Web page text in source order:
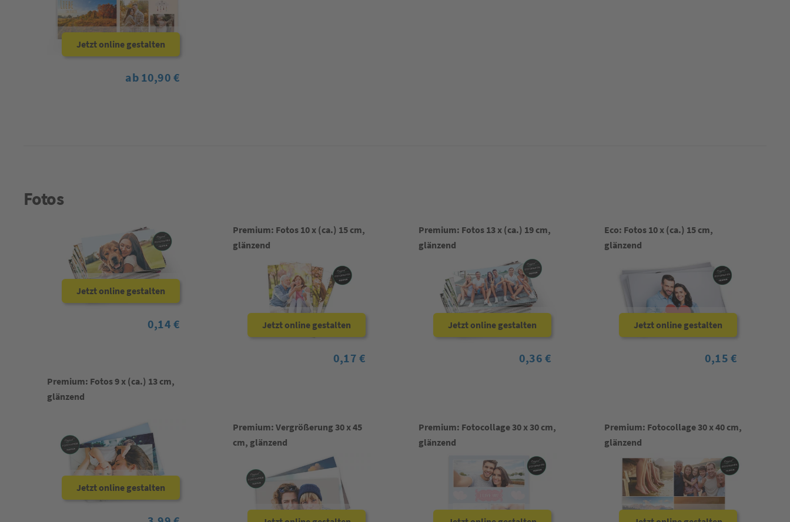
Jetzt online gestalten
ab 10,90 €
Fotos
Jetzt online gestalten
0,14 €
Premium: Fotos 9 x (ca.) 13 cm,
glänzend
Premium: Fotos 10 x (ca.) 15 cm,
glänzend
Jetzt online gestalten
0,17 €
Premium: Fotos 13 x (ca.) 19 cm,
glänzend
Jetzt online gestalten
0,36 €
Eco: Fotos 10 x (ca.) 15 cm,
glänzend
Jetzt online gestalten
0,15 €
Jetzt online gestalten
Premium: Vergrößerung 30 x 45
cm, glänzend
Premium: Fotocollage 30 x 30 cm,
glänzend
Premium: Fotocollage 30 x 40 cm,
glänzend